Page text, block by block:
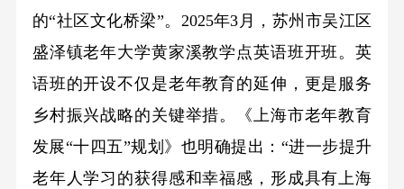
的“社区文化桥梁”。2025年3月，苏州市吴江区
盛泽镇老年大学黄家溪教学点英语班开班。英
语班的开设不仅是老年教育的延伸，更是服务
乡村振兴战略的关键举措。《上海市老年教育
发展“十四五”规划》也明确提出：“进一步提升
老年人学习的获得感和幸福感，形成具有上海